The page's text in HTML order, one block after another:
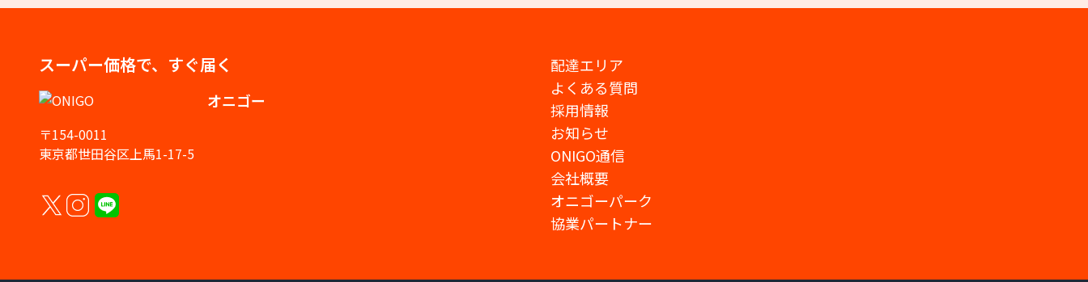
スーパー価格で、すぐ届く
オニゴー
〒154-0011
東京都世田谷区上馬1-17-5
配達エリア
よくある質問
採用情報
お知らせ
ONIGO通信
会社概要
オニゴーパーク
協業パートナー